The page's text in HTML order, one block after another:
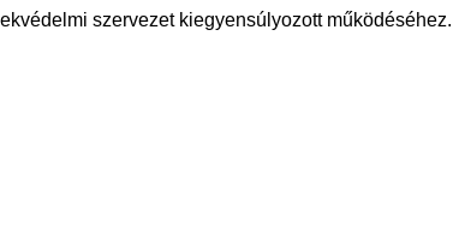
szervezet kiegyensúlyozott működéséhez.